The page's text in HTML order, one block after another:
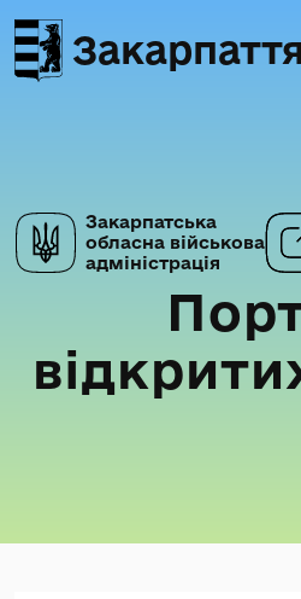
Закарпатська
обласна військова
адміністрація